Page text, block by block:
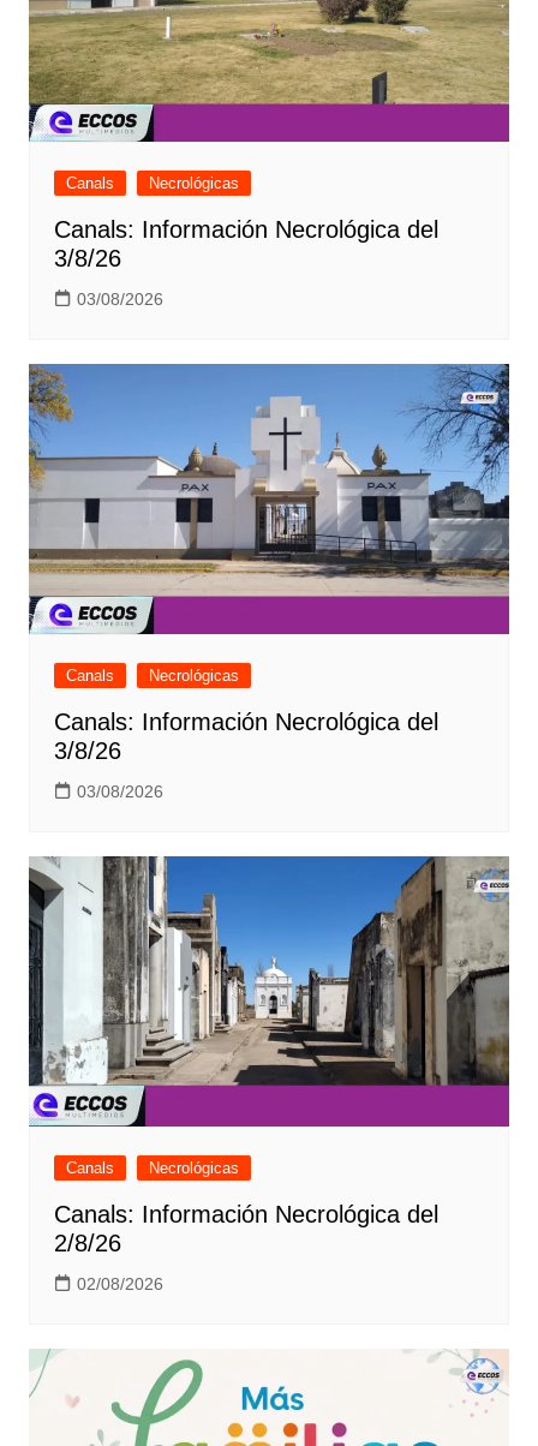
Canals Necrológicas
Canals: Información Necrológica del
3/8/26
03/08/2026
Canals Necrológicas
Canals: Información Necrológica del
3/8/26
03/08/2026
Canals Necrológicas
Canals: Información Necrológica del
2/8/26
02/08/2026